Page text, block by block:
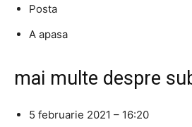
Posta
A apasa
mai multe despre
5 februarie 2021 – 16:20